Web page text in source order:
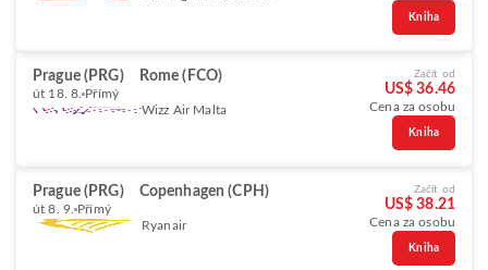
Kniha
Prague (PRG) Rome (FCO)
út 18. 8. Přímý
Wizz Air Malta
Začít od
US$ 36.46
Cena za osobu
Kniha
Prague (PRG) Copenhagen (CPH)
út 8. 9. Přímý
Ryanair
Začít od
US$ 38.21
Cena za osobu
Kniha